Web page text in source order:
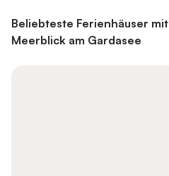
Beliebteste Ferienhäuser mit
Meerblick am Gardasee